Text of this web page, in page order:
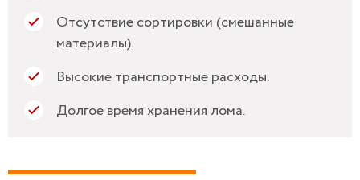
Отсутствие сортировки (смешанные
материалы).
Высокие транспортные расходы.
Долгое время хранения лома.